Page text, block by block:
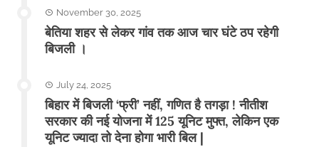
November 30, 2025
बेतिया शहर से लेकर गांव तक आज चार घंटे ठप रहेगी
बिजली ।
July 24, 2025
बिहार में बिजली ‘फ्री’ नहीं, गणित है तगड़ा ! नीतीश
सरकार की नई योजना में 125 यूनिट मुफ्त, लेकिन एक
यूनिट ज्यादा तो देना होगा भारी बिल |